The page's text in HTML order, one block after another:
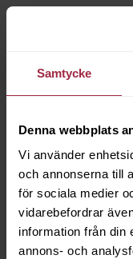
Samtycke
Denna webbplats
Vi använder
och annonserna till
för sociala medier
vidarebefordrar
information från din
annons- och